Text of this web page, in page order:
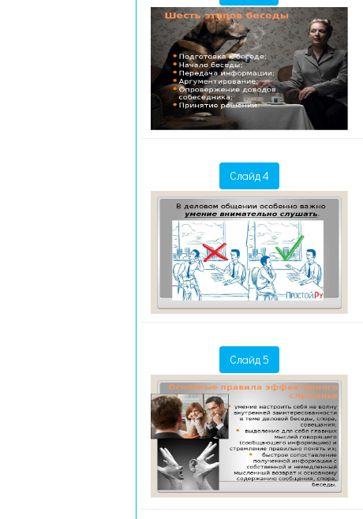
Слайд 4
Слайд 5